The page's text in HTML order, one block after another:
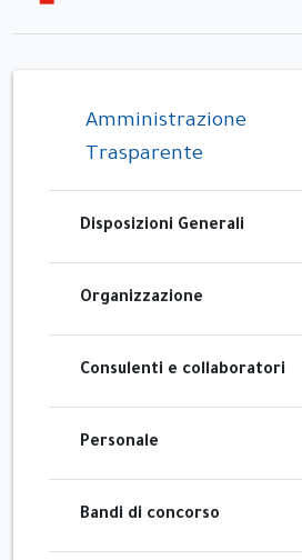
Amministrazione
Trasparente
Disposizioni Generali
Organizzazione
Consulenti e collaboratori
Personale
Bandi di concorso